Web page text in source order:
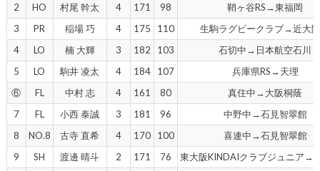
2
HO 村尾 幹太 4 171 98
鞘ヶ谷RS→東福岡
3
PR 稲場 巧 4 175 110
生駒ラグビークラブ→近大
4
LO 楠 大輝 3 182 103
石切中→日本航空石川
5
LO 駒井 凌太 4 184 107
兵庫県RS→天理
⑥
FL 中村 志 4 161 80
真住中→大阪桐蔭
7
FL 小西 泰誠 3 181 96
中野中→石見智翠館
8
NO.8 古寺 直希 4 170 100
喜連中→石見智翠館
9
SH 渡邊 晴斗 2 171 76
東大阪KINDAIクラブジュニア→